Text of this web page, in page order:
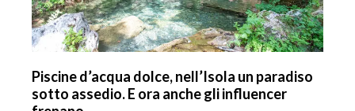
Piscine d’acqua dolce, nell’Isola un paradiso
sotto assedio. E ora anche gli influencer